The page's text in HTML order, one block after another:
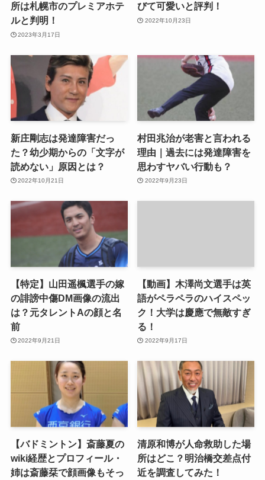
所は札幌市のプレミアホテ
ルと判明！
2023年3月17日
びて可愛いと評判！
2022年10月23日
新庄剛志は発達障害だっ
た？幼少期からの「文字が
読めない」原因とは？
2022年10月21日
村田兆治が老害と言われる
理由｜過去には発達障害を
思わすヤバい行動も？
2022年9月23日
【特定】山田遥楓選手の嫁
の誹謗中傷DM画像の流出
は？元タレントAの顔と名
前
2022年9月21日
【動画】木澤尚文選手は英
語がペラペラのハイスペッ
ク！大学は慶應で無敵すぎ
る！
2022年9月17日
【バドミントン】斎藤夏の
wiki経歴とプロフィール・
姉は斎藤栞で顔画像もそっ
清原和博が人命救助した場
所はどこ？明治橋交差点付
近を調査してみた！